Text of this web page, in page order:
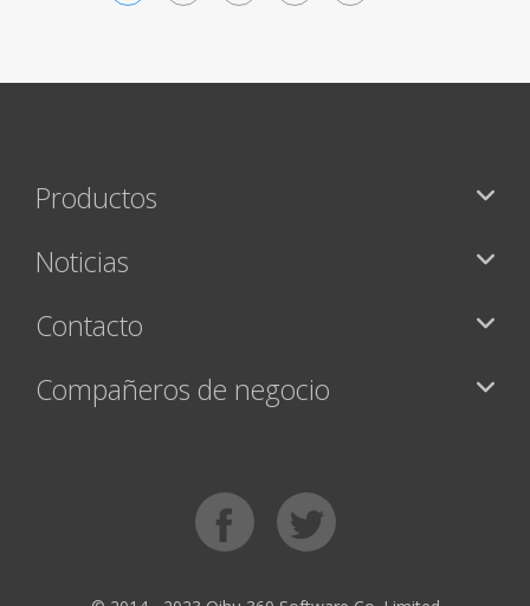
Productos
Noticias
Contacto
Compañeros de negocio